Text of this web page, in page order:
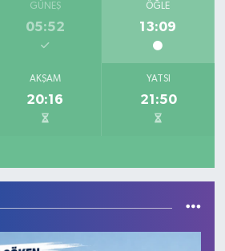
GÜNEŞ
05:52
ÖĞLE
13:09
AKŞAM
20:16
YATSI
21:50